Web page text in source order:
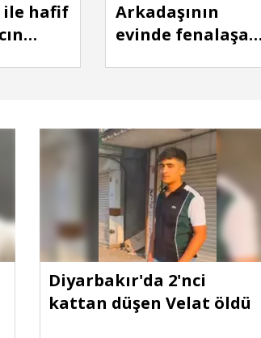
ile hafif
Arkadaşının
evinde fenalaşan
Diyarbakır'da 2'nci
kattan düşen Velat öldü